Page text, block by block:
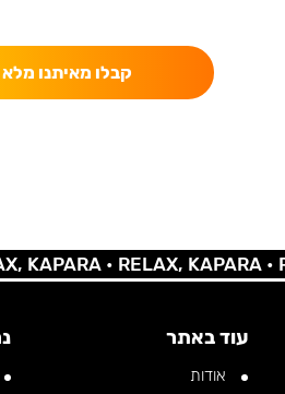
קבלו מאיתנו
•RELAX, KAPARA •
עוד באתר
אודות